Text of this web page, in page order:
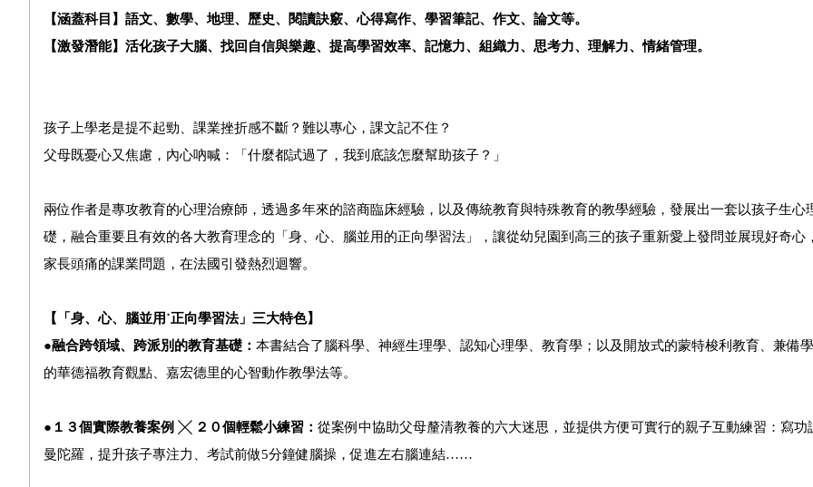
【涵蓋科目】 語文、數學、地理、歷史、閱讀訣竅、心得寫作、學習筆記、作文、論文等。
【激發潛能】 活化孩子大腦、找回自信與樂趣、提高學習效率、 記憶力、組織力、思考力、理解力、情緒管理。
孩子上學老是提不起勁、課業挫折感不斷？難以專心，課文記不住？
父母既憂心又焦慮，內心吶喊：「什麼都試過了，我到底該怎麼幫助孩子？」
兩位作者是專攻教育的心理治療師，透過多年來的諮商臨床經驗，以及傳統教育與特殊教育的教學經驗，發展出一套以孩子生心
礎，融合重要且有效的各大教育理念的「身、心、腦並用的正向學習法」，讓從幼兒園到高三的孩子重新愛上發問並展現好奇心
家長頭痛的課業問題，在法國引發熱烈迴響。
【「身、心、腦並用˙正向學習法」三大特色】
●融合跨領域、跨派別的教育基礎： 本書結合了腦科學、神經生理學、認知心理學、教育學；以及開放式的蒙特梭利教育、兼備
的華德福教育觀點、嘉宏德里的心智動作教學法等。
● １３個實際教養案例 ╳ ２０個輕鬆小練習： 從案例中協助父母釐清教養的六大迷思，並提供方便可實行的親子互動練習：寫功
曼陀羅，提升孩子專注力、考試前做5分鐘健腦操，促進左右腦連結……